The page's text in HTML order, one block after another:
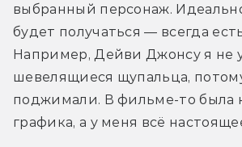
выбранный персонаж.
будет получаться — всегда
Например, Дейви Джонсу я не
шевелящиеся щупальца,
поджимали. В фильме-то была
графика, а у меня всё